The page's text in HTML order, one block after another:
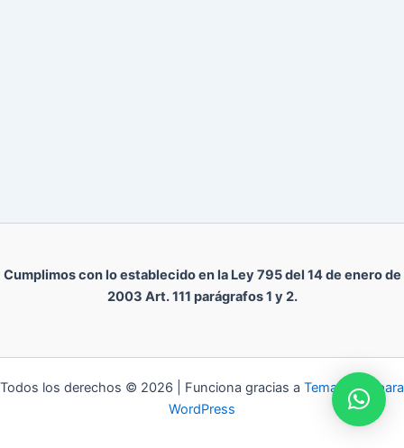
Cumplimos con lo establecido en la Ley 795 del 14 de enero de
2003 Art. 111 parágrafos 1 y 2.
Todos los derechos © 2026 | Funciona gracias a Tema Astra para
WordPress